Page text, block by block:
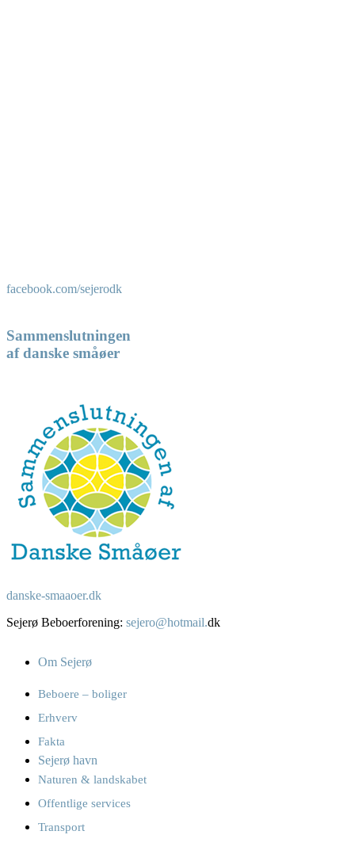
facebook.com/sejerodk
Sammenslutningen
af danske småøer
danske-smaaoer.dk
Sejerø Beboerforening: sejero@hotmail.dk
Om Sejerø
Beboere – boliger
Erhverv
Fakta
Sejerø havn
Naturen & landskabet
Offentlige services
Transport